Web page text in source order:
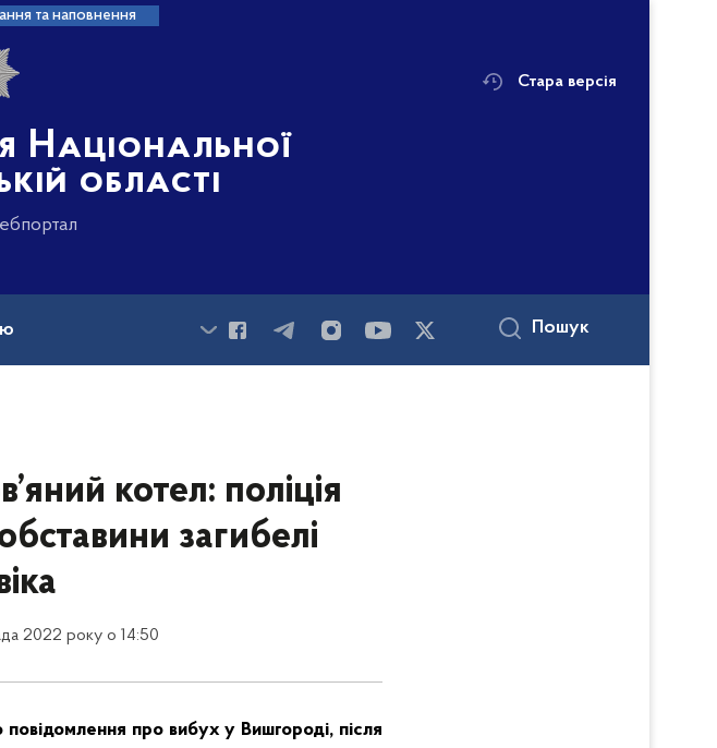
та наповнення
Національної
області
Стара версія
Пошук
котел: поліція
загибелі
2022 року о 14:50
повідомлення про вибух у Вишгороді, після